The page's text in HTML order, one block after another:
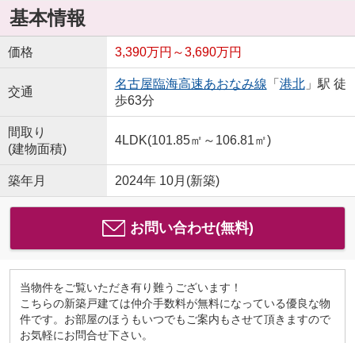
基本情報
価格 3,390万円～3,690万円
交通
名古屋臨海高速あおなみ線 「 港北」駅 徒
歩63分
間取り
(建物面積)
4LDK(101.85㎡～106.81㎡)
築年月 2024年 10月(新築)
お問い合わせ(無料)
当物件をご覧いただき有り難うございます！
こちらの新築戸建ては仲介手数料が無料になっている優良な物
件です。お部屋のほうもいつでもご案内もさせて頂きますので
お気軽にお問合せ下さい。